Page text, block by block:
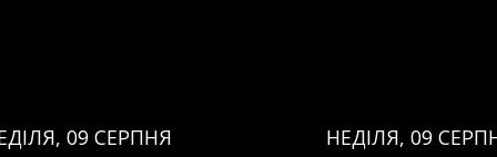
09 СЕРПНЯ НЕДІЛЯ, 09